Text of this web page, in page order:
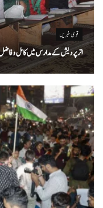
قومی خبریں
اتر پردیش کےمدارس میں کامل و فاضل